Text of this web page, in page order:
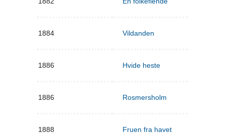
1884 Vildanden
1886 Hvide heste
1886 Rosmersholm
1888 Fruen fra havet